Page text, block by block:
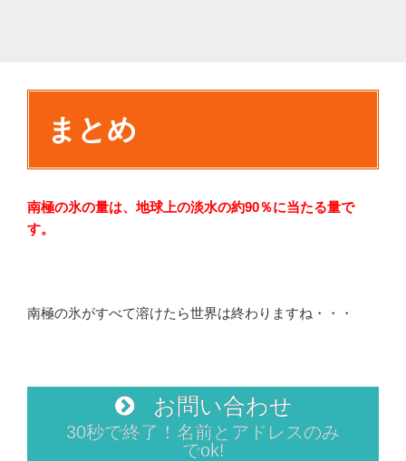
まとめ
南極の氷の量は、地球上の淡水の約90％に当たる量で
す。
南極の氷がすべて溶けたら世界は終わりますね・・・
お問い合わせ
30秒で終了！名前とアドレスのみ
でok!